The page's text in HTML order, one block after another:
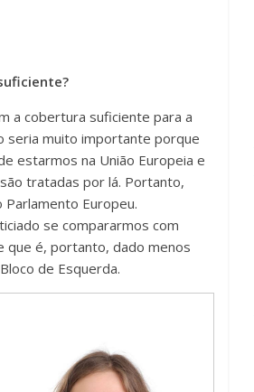
a cobertura suficiente para a
seria muito importante porque
estarmos na União Europeia e
tratadas por lá. Portanto,
Europeu.
se compararmos com
que é, portanto, dado menos
de Esquerda.